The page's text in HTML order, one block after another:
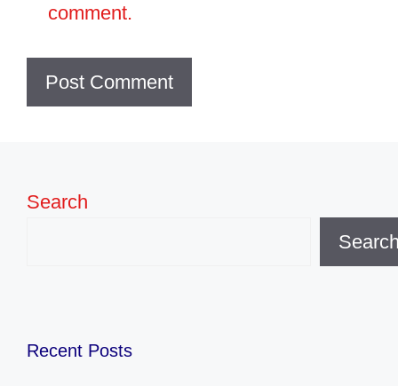
comment.
Search
Recent Posts